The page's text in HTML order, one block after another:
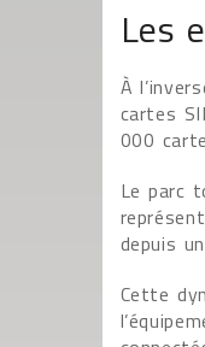
Les
À
cartes
000
Le parc
depuis
Cette